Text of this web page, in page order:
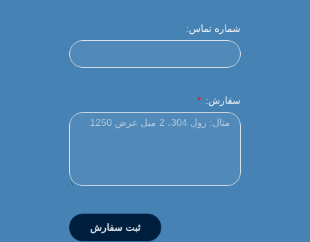
شماره تماس:
سفارش:
ثبت سفارش